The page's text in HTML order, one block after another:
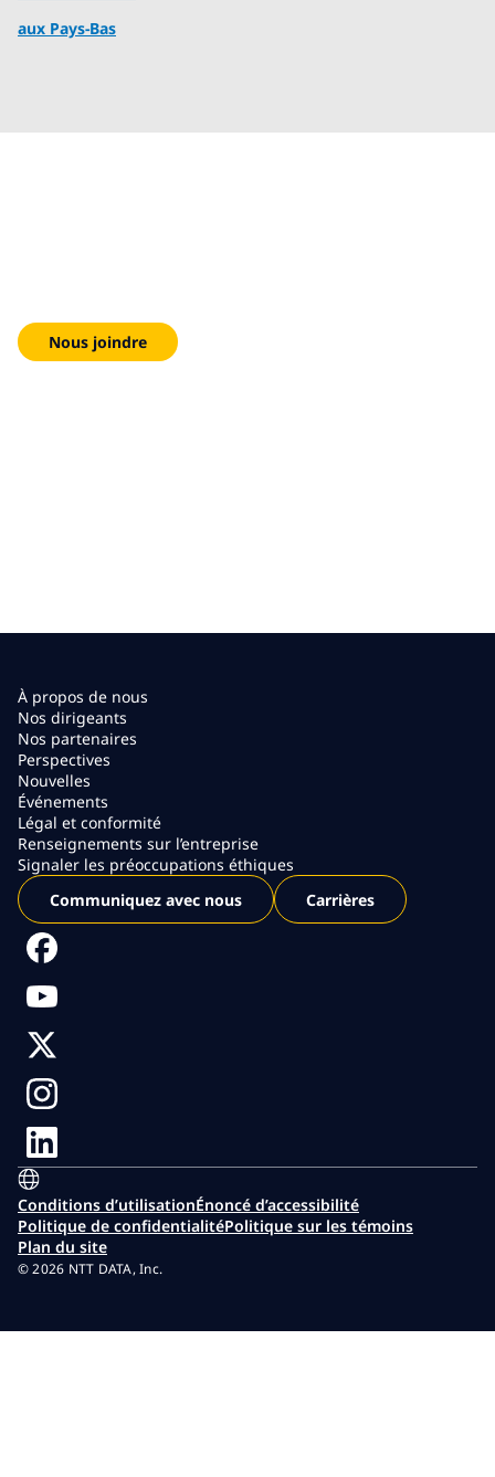
aux Pays-Bas
Nous joindre
À propos de nous
Nos dirigeants
Nos partenaires
Perspectives
Nouvelles
Événements
Légal et conformité
Renseignements sur l’entreprise
Signaler les préoccupations éthiques
Communiquez avec nous
Carrières
Conditions d’utilisationÉnoncé d’accessibilité
Politique de confidentialitéPolitique sur les témoins
Plan du site
© 2026 NTT DATA, Inc.